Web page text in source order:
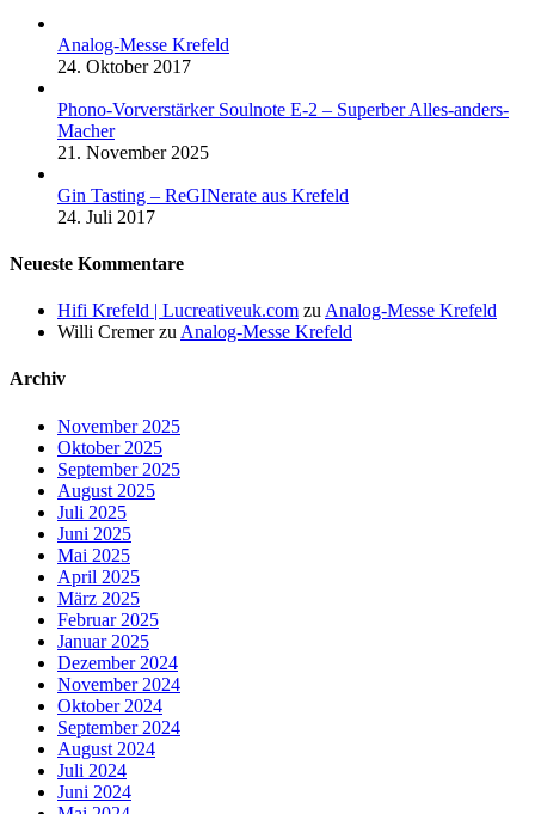
Analog-Messe Krefeld
24. Oktober 2017
Phono-Vorverstärker Soulnote E-2 – Superber Alles-anders-
Macher
21. November 2025
Gin Tasting – ReGINerate aus Krefeld
24. Juli 2017
Neueste Kommentare
Hifi Krefeld | Lucreativeuk.com zu Analog-Messe Krefeld
Willi Cremerzu Analog-Messe Krefeld
Archiv
November 2025
Oktober 2025
September 2025
August 2025
Juli 2025
Juni 2025
Mai 2025
April 2025
März 2025
Februar 2025
Januar 2025
Dezember 2024
November 2024
Oktober 2024
September 2024
August 2024
Juli 2024
Juni 2024